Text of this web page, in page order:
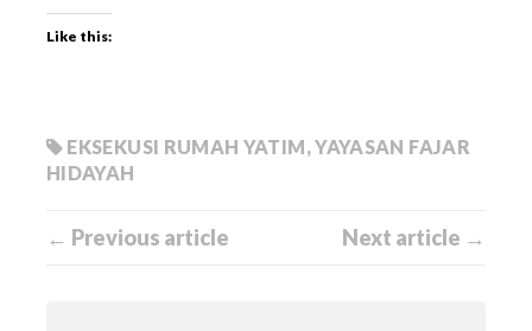
Like this:
EKSEKUSI RUMAH YATIM,YAYASAN FAJAR
HIDAYAH
← Previous article Next article →